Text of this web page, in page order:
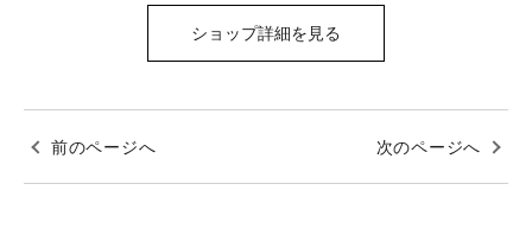
ショップ詳細を見る
前のページへ 次のページへ